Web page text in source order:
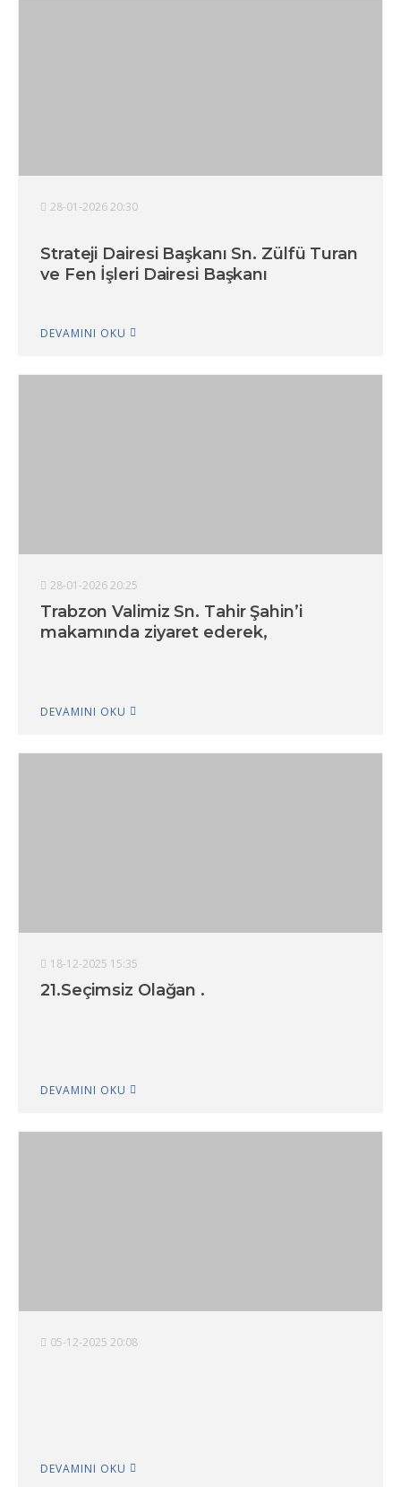
28-01-2026 20:30
Strateji Dairesi Başkanı Sn. Zülfü Turan
ve Fen İşleri Dairesi Başkanı
DEVAMINI OKU
28-01-2026 20:25
Trabzon Valimiz Sn. Tahir Şahin’i
makamında ziyaret ederek,
DEVAMINI OKU
18-12-2025 15:35
21.Seçimsiz Olağan .
DEVAMINI OKU
05-12-2025 20:08
DEVAMINI OKU